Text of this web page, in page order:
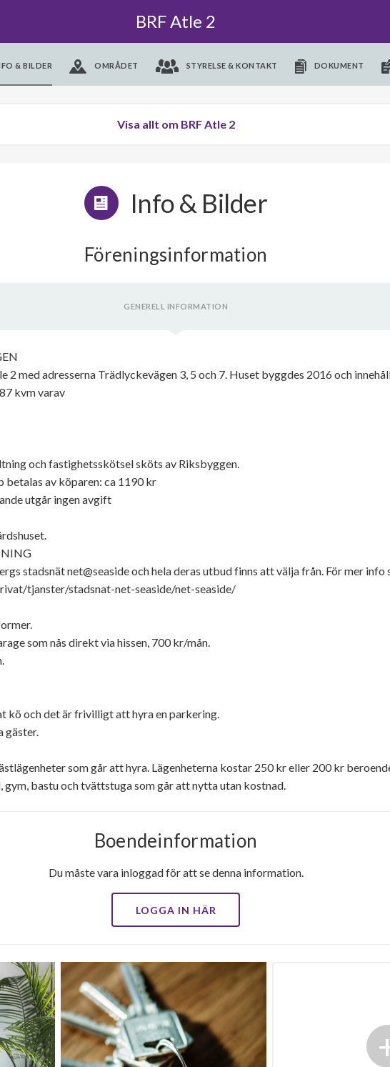
BRF Atle 2
& BILDER OMRÅDET STYRELSE & KONTAKT DOKUMENT
Visa allt om BRF Atle 2
Info & Bilder
Föreningsinformation
GENERELL INFORMATION
2 med adresserna Trädlyckevägen 3, 5 och 7. Huset byggdes 2016 och
kvm varav
och fastighetsskötsel sköts av Riksbyggen.
av köparen: ca 1190 kr
utgår ingen avgift
stadsnät net@seaside och hela deras utbud finns att välja från. För mer info
tjanster/stadsnat-net-seaside/net-seaside/
som nås direkt via hissen, 700 kr/mån.
kö och det är frivilligt att hyra en parkering.
gäster.
som går att hyra. Lägenheterna kostar 250 kr eller 200 kr
gym, bastu och tvättstuga som går att nytta utan kostnad.
Boendeinformation
Du måste vara inloggad för att se denna information.
LOGGA IN HÄR